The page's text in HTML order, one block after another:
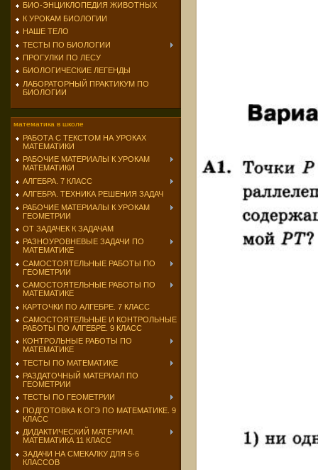
БИО-ЭНЦИКЛОПЕДИЯ ЖИВОТНЫХ
К УРОКАМ БИОЛОГИИ
НАШЕ ТЕЛО
ТЕСТЫ ПО БИОЛОГИИ
ПРОГУЛКИ ПО ЛЕСУ
БИОЛОГИЧЕСКИЕ ЛЕГЕНДЫ
ЛАБОРАТОРНЫЙ ПРАКТИКУМ ПО
БИОЛОГИИ
математика в школе
РАБОТА С ТЕКСТОМ НА УРОКАХ
МАТЕМАТИКИ
РАБОЧИЕ МАТЕРИАЛЫ К УРОКАМ
МАТЕМАТИКИ
АЛГЕБРА. 7 КЛАСС
АЛГЕБРА. ТЕХНИКА РЕШЕНИЯ ЗАДАЧ
РАБОЧИЕ МАТЕРИАЛЫ К УРОКАМ
ГЕОМЕТРИИ
ОТ ЗАДАЧЕК К ЗАДАЧАМ
РАЗНОУРОВНЕВЫЕ ЗАДАЧИ ПО
МАТЕМАТИКЕ
САМОСТОЯТЕЛЬНЫЕ РАБОТЫ ПО
ГЕОМЕТРИИ
САМОСТОЯТЕЛЬНЫЕ РАБОТЫ ПО
МАТЕМАТИКЕ
КАРТОЧКИ ПО АЛГЕБРЕ. 7 КЛАСС
САМОСТОЯТЕЛЬНЫЕ И КОНТРОЛЬНЫЕ
РАБОТЫ ПО АЛГЕБРЕ. 9 КЛАСС
КОНТРОЛЬНЫЕ РАБОТЫ ПО
МАТЕМАТИКЕ
ТЕСТЫ ПО МАТЕМАТИКЕ
РАЗДАТОЧНЫЙ МАТЕРИАЛ ПО
ГЕОМЕТРИИ
ТЕСТЫ ПО ГЕОМЕТРИИ
ПОДГОТОВКА К ОГЭ ПО МАТЕМАТИКЕ. 9
КЛАСС
ДИДАКТИЧЕСКИЙ МАТЕРИАЛ.
МАТЕМАТИКА 11 КЛАСС
ЗАДАЧИ НА СМЕКАЛКУ ДЛЯ 5-6
КЛАССОВ